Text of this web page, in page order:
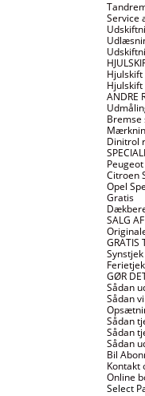
Service
Hjulskift
ANDRE
Bremse
Dinitrol
Citroen
Opel
Gratis
SALG
GRATIS
Synstjek
Ferietjek
GØR
Sådan
Sådan
Sådan
Sådan
Sådan
Bil
Kontakt
Online
Select